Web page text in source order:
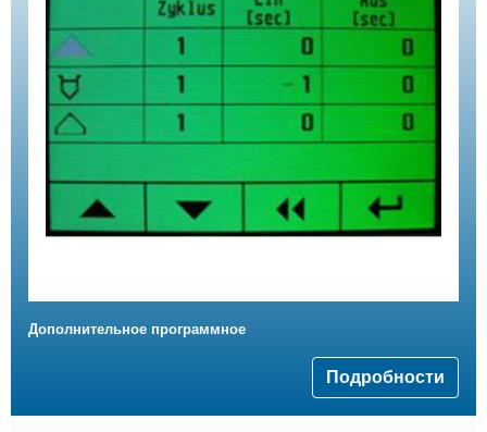
Дополнительное программное
Подробности